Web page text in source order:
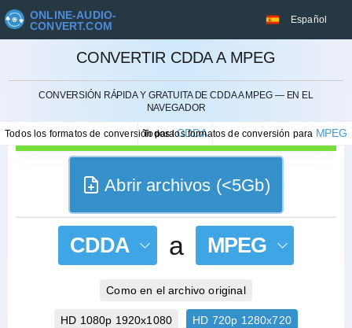
ONLINE-AUDIO-
CONVERT.COM
Español
CONVERTIR CDDA A MPEG
CONVERSIÓN RÁPIDA Y GRATUITA DE CDDA A MPEG — EN EL
NAVEGADOR
Todos los formatos de conversión paraCDDA
Todos los formatos de conversión para MPEG
Abrir archivos (<5Gb)
CDDA a MPEG
Como en el archivo original
HD 1080p 1920x1080 HD 720p 1280x720